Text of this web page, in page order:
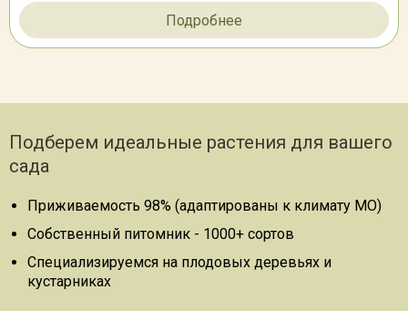
Подробнее
Подберем идеальные растения для вашего
сада
Приживаемость 98% (адаптированы к климату МО)
Собственный питомник - 1000+ сортов
Специализируемся на плодовых деревьях и
кустарниках